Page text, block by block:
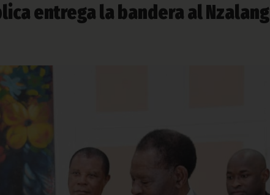
entrega la bandera al Nzalang